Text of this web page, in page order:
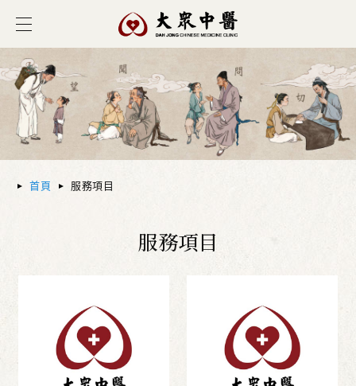
首頁 服務項目
服務項目